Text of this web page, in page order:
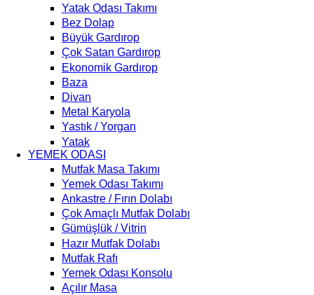
Yatak Odası Takımı
Bez Dolap
Büyük Gardırop
Çok Satan Gardırop
Ekonomik Gardırop
Baza
Divan
Metal Karyola
Yastık / Yorgan
Yatak
YEMEK ODASI
Mutfak Masa Takımı
Yemek Odası Takımı
Ankastre / Fırın Dolabı
Çok Amaçlı Mutfak Dolabı
Gümüşlük / Vitrin
Hazır Mutfak Dolabı
Mutfak Rafı
Yemek Odası Konsolu
Açılır Masa